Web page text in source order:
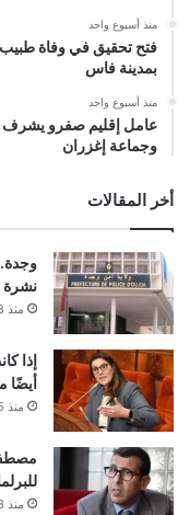
منذ أسبوع واحد
فتح تحقيق في وفاة
بمدينة فاس
منذ أسبوع واحد
عامل إقليم صفرو يشرف
وجماعة إغزران
أخر المقالات
نشرة
منذ 18 دقيقة
إذا
أيضًا
منذ 25 دقيقة
منذ 33 دقيقة